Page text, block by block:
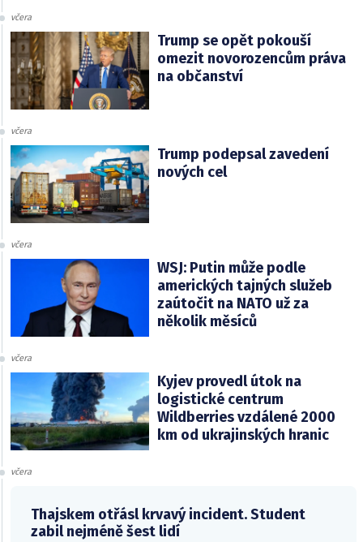
včera
Trump se opět pokouší
omezit novorozencům práva
na občanství
včera
Trump podepsal zavedení
nových cel
včera
WSJ: Putin může podle
amerických tajných služeb
zaútočit na NATO už za
několik měsíců
včera
Kyjev provedl útok na
logistické centrum
Wildberries vzdálené 2000
km od ukrajinských hranic
včera
Thajskem otřásl krvavý incident. Student
zabil nejméně šest lidí